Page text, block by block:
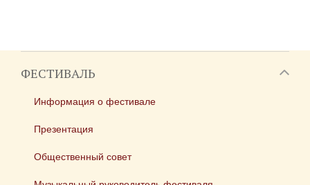
ФЕСТИВАЛЬ
Информация о фестивале
Презентация
Общественный совет